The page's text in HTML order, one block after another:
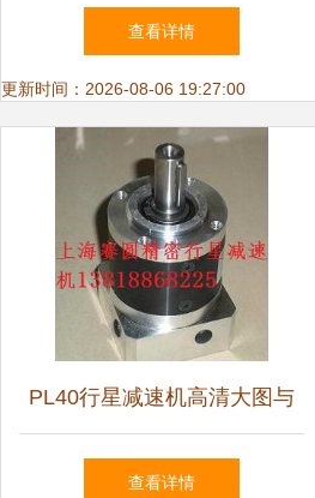
网
查看详情
更新时间：2026-08-06 19:27:00
PL40行星减速机高清大图与
升降设备应用解析
查看详情